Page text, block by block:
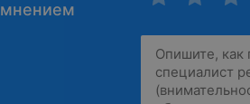
мнением